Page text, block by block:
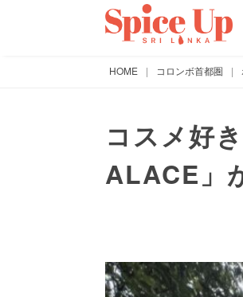
HOME | コロンボ首都圏 |
コスメ好
ALACE」